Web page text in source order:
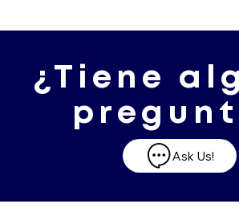
¿Tiene
Ask Us!